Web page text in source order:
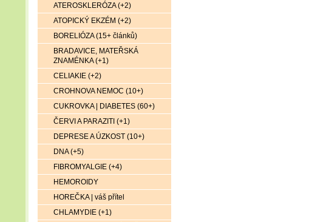
ATEROSKLERÓZA (+2)
ATOPICKÝ EKZÉM (+2)
BORELIÓZA (15+ článků)
BRADAVICE, MATEŘSKÁ
ZNAMÉNKA (+1)
CELIAKIE (+2)
CROHNOVA NEMOC (10+)
CUKROVKA | DIABETES (60+)
ČERVI A PARAZITI (+1)
DEPRESE A ÚZKOST (10+)
DNA (+5)
FIBROMYALGIE (+4)
HEMOROIDY
HOREČKA | váš přítel
CHLAMYDIE (+1)